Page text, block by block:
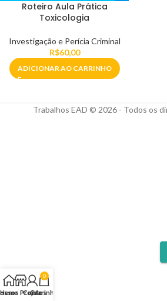
Roteiro Aula Prática
Toxicologia
Investigação e Perícia Criminal
R$60,00
ADICIONAR AO CARRINHO
Trabalhos EAD © 2026 - Todos os
Home Projetos
Conta
0
Carrinho